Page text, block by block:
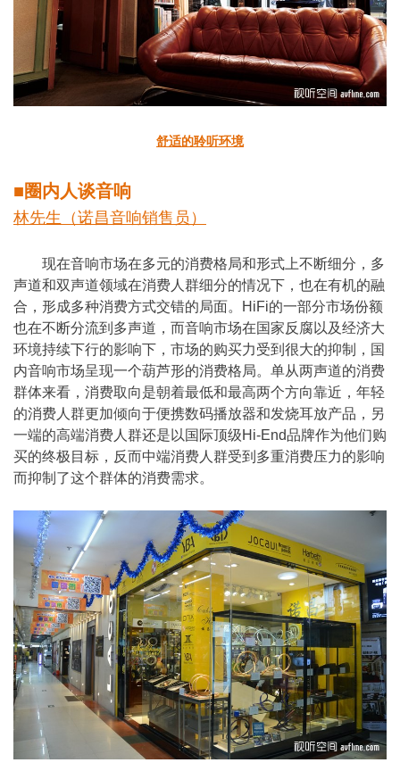
舒适的聆听环境
■圈内人谈音响
林先生（诺昌音响销售员）
现在音响市场在多元的消费格局和形式上不断细分，多
声道和双声道领域在消费人群细分的情况下，也在有机的融
合，形成多种消费方式交错的局面。HiFi的一部分市场份额
也在不断分流到多声道，而音响市场在国家反腐以及经济大
环境持续下行的影响下，市场的购买力受到很大的抑制，国
内音响市场呈现一个葫芦形的消费格局。单从两声道的消费
群体来看，消费取向是朝着最低和最高两个方向靠近，年轻
的消费人群更加倾向于便携数码播放器和发烧耳放产品，另
一端的高端消费人群还是以国际顶级Hi-End品牌作为他们购
买的终极目标，反而中端消费人群受到多重消费压力的影响
而抑制了这个群体的消费需求。